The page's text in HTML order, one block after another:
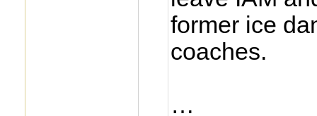
former ice
coaches.
…